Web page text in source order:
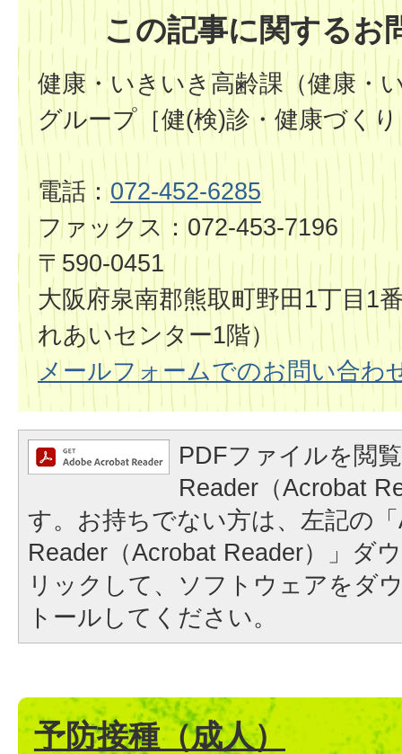
この記事に関するお
健康・いきいき高齢課（健康・
グループ［健(検)診・健康づく
電話：072-452-6285
ファックス：072-453-7196
〒590-0451
大阪府泉南郡熊取町野田1丁目1
れあいセンター1階）
メールフォームでのお問い合わ
PDFファイルを閲
Reader（Acrobat
す。お持ちでない方は、左記の
Reader（Acrobat Reader）」ダ
リックして、ソフトウェアをダ
トールしてください。
予防接種（成人）